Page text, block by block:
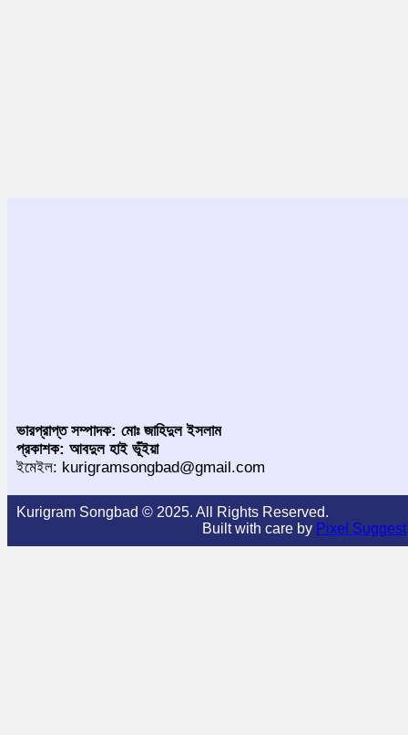
ভারপ্রাপ্ত সম্পাদক: মোঃ জাহিদুল ইসলাম
প্রকাশক: আবদুল হাই ভূঁইয়া
ইমেইল: kurigramsongbad@gmail.com
Kurigram Songbad © 2025. All Rights Reserved.
Built with care by Pixel Suggest